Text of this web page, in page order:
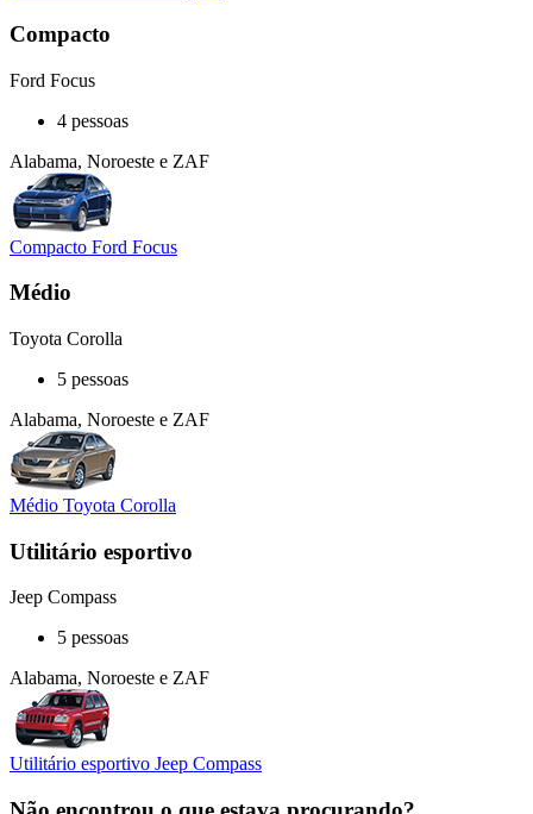
Compacto
Ford Focus
4 pessoas
Alabama, Noroeste e ZAF
Compacto Ford Focus
Médio
Toyota Corolla
5 pessoas
Alabama, Noroeste e ZAF
Médio Toyota Corolla
Utilitário esportivo
Jeep Compass
5 pessoas
Alabama, Noroeste e ZAF
Utilitário esportivo Jeep Compass